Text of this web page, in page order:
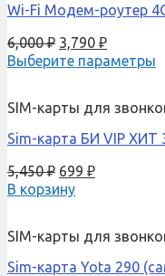
Wi-Fi Модем-роутер
6,000₽ 3,790 ₽
Выберите параметры
SIM-карты для
Sim-карта БИ VIP ХИТ
5,450₽ 699 ₽
В корзину
SIM-карты для
Sim-карта Yota 290